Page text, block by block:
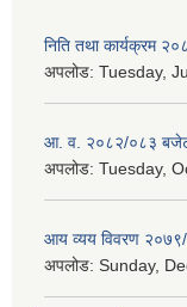
निति तथा कार्यक्रम
अपलोड: Tuesday,
आ. व. २०८२/०८३ बजेट
अपलोड: Tuesday,
आय व्यय विवरण
अपलोड: Sunday,